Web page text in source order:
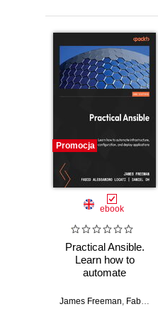
Promocja
ebook
Practical Ansible.
Learn how to
automate
manage
James Freeman Fabio Alessandro Locati